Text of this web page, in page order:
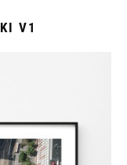
V1